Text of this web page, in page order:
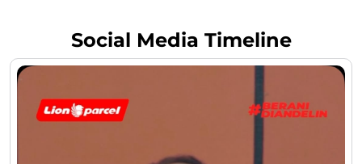
Social Media Timeline